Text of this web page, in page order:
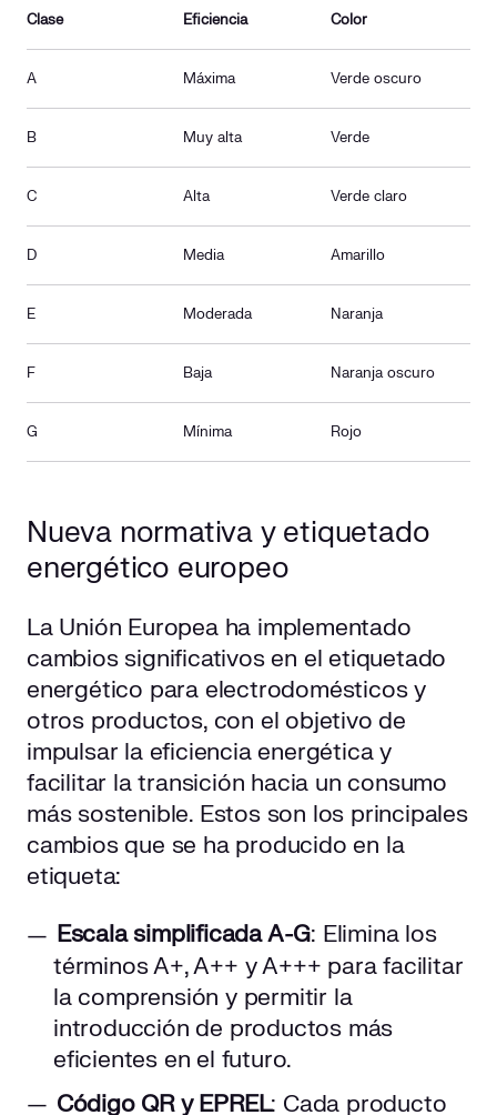
Clase Eficiencia Color
A Máxima Verde oscuro
B Muy alta Verde
C Alta Verde claro
D Media Amarillo
E Moderada Naranja
F Baja Naranja oscuro
G Mínima Rojo
Nueva normativa y etiquetado
energético europeo
La Unión Europea ha implementado
cambios significativos en el etiquetado
energético para electrodomésticos y
otros productos, con el objetivo de
impulsar la eficiencia energética y
facilitar la transición hacia un consumo
más sostenible. Estos son los principales
cambios que se ha producido en la
etiqueta:
Escala simplificada A-G: Elimina los
términos A+, A++ y A+++ para facilitar
la comprensión y permitir la
introducción de productos más
eficientes en el futuro.
Código QR y EPREL: Cada producto